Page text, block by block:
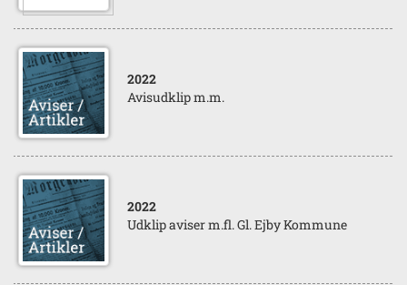
2022
Avisudklip m.m.
2022
Udklip aviser m.fl. Gl. Ejby Kommune